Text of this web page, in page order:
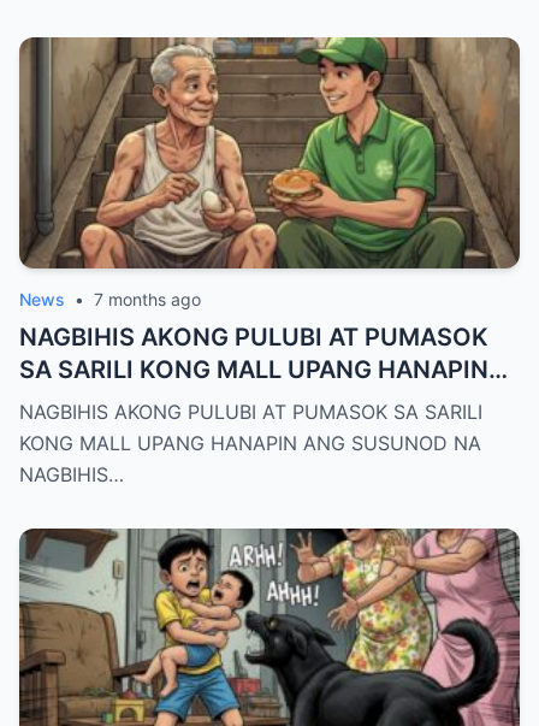
News • 7 months ago
NAGBIHIS AKONG PULUBI AT PUMASOK
SA SARILI KONG MALL UPANG HANAPIN
ANG SUSUNOD NA
NAGBIHIS AKONG PULUBI AT PUMASOK SA SARILI
KONG MALL UPANG HANAPIN ANG SUSUNOD NA
NAGBIHIS…